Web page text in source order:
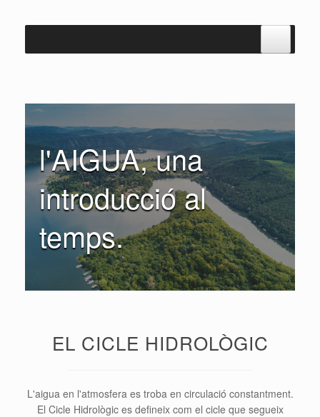
l'AIGUA, una
introducció al
temps.
EL CICLE HIDROLÒGIC
L'aigua en l'atmosfera es troba en circulació constantment.
El Cicle Hidrològic es defineix com el cicle que segueix